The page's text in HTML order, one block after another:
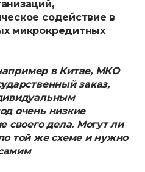
содействие в
микрокредитных
в Китае, МКО
заказ,
очень низкие
своего дела. Могут ли
той же схеме и нужно